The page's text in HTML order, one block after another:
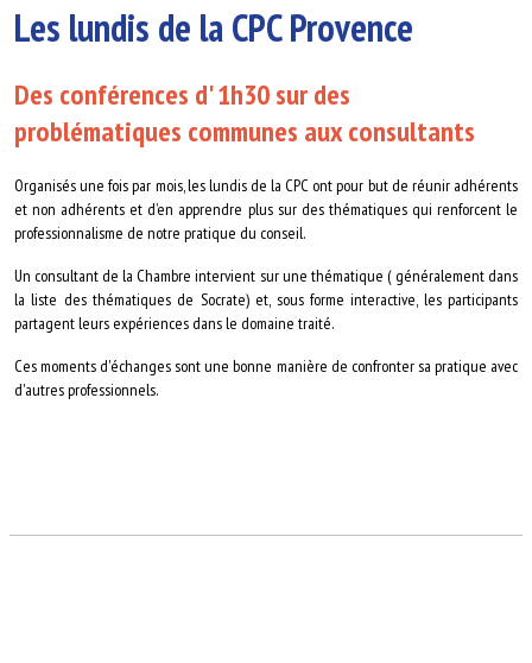
Les lundis de la CPC Provence
Des conférences d' 1h30 sur des
problématiques communes aux consultants
Organisés une fois par mois, les lundis de la CPC ont pour but de réunir adhérents
et non adhérents et d’en apprendre plus sur des thématiques qui renforcent le
professionnalisme de notre pratique du conseil.
Un consultant de la Chambre intervient sur une thématique ( généralement dans
la liste des thématiques de Socrate) et, sous forme interactive, les participants
partagent leurs expériences dans le domaine traité.
Ces moments d'échanges sont une bonne manière de confronter sa pratique avec
d'autres professionnels.